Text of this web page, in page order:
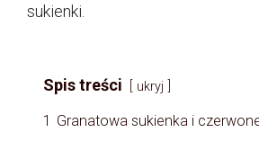
sukienki.
Spis treści ukryj
1 Granatowa sukienka i